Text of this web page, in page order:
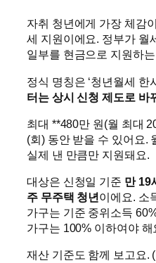
자취 청년에게 가장 체감
세 지원이에요. 정부가 월
일부를 현금으로 지원하
정식 명칭은 ‘청년월세 한
터는 상시 신청 제도로 바
최대 **480만 원(월 최대
(회) 동안 받을 수 있어요.
실제 낸 만큼만 지원돼요.
대상은 신청일 기준 만 19
주 무주택 청년이에요. 소
가구는 기준 중위소득
가구는 100% 이하여야 해
재산 기준도 함께 보고요.